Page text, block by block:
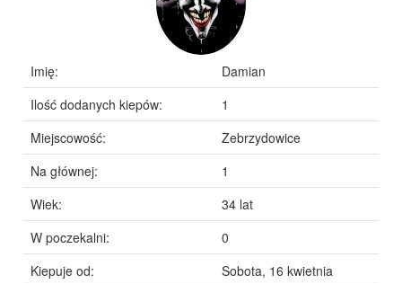
Imię:
Damian
Ilość dodanych kiepów:
1
Miejscowość:
Zebrzydowice
Na głównej:
1
Wiek:
34 lat
W poczekalni:
0
Kiepuje od:
Sobota, 16 kwietnia